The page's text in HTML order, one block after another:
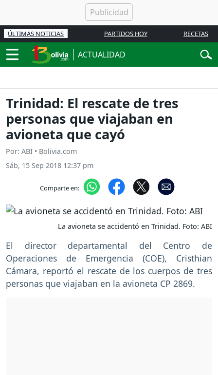
ÚLTIMAS NOTICIAS PARTIDOS HOY RECETAS
ACTUALIDAD
Trinidad: El rescate de tres
personas que viajaban en
avioneta que cayó
Por: ABI • Bolivia.com
Sáb, 15 Sep 2018 12:37 pm
Comparte en:
La avioneta se accidentó en Trinidad. Foto: ABI
El director departamental del Centro de
Operaciones de Emergencia (COE), Cristhian
Cámara, reportó el rescate de los cuerpos de tres
personas que viajaban en la avioneta CP 2869.